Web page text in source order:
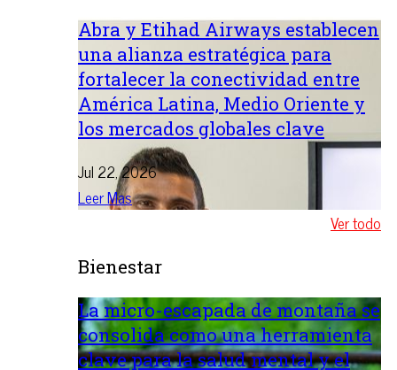
Abra y Etihad Airways establecen
una alianza estratégica para
fortalecer la conectividad entre
América Latina, Medio Oriente y
los mercados globales clave
Jul 22, 2026
Leer Mas
Ver todo
Bienestar
La micro-escapada de montaña se
consolida como una herramienta
clave para la salud mental y el